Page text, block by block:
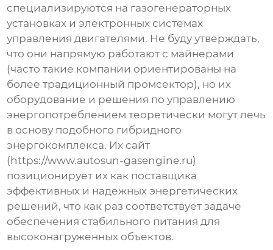
специализируются на газогенераторных
установках и электронных системах
управления двигателями. Не буду утверждать,
что они напрямую работают с майнерами
(часто такие компании ориентированы на
более традиционный промсектор), но их
оборудование и решения по управлению
энергопотреблением теоретически могут лечь
в основу подобного гибридного
энергокомплекса. Их сайт
( https://www.autosun-gasengine.ru)
позиционирует их как поставщика
эффективных и надежных энергетических
решений, что как раз соответствует задаче
обеспечения стабильного питания для
высоконагруженных объектов.